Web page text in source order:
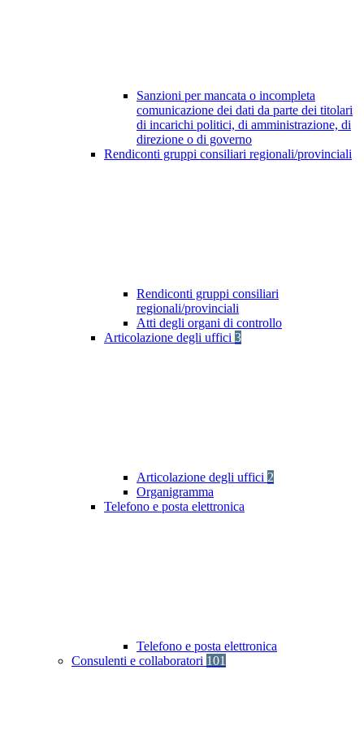
Sanzioni per mancata o incompleta
comunicazione dei dati da parte dei titolari
di incarichi politici, di amministrazione, di
direzione o di governo
Rendiconti gruppi consiliari regionali/provinciali
Rendiconti gruppi consiliari
regionali/provinciali
Atti degli organi di controllo
Articolazione degli uffici 3
Articolazione degli uffici 2
Organigramma
Telefono e posta elettronica
Telefono e posta elettronica
Consulenti e collaboratori 101